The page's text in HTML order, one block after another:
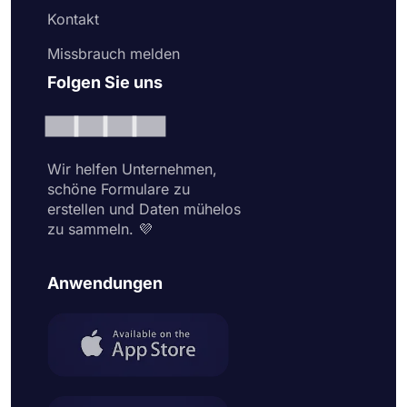
Kontakt
Missbrauch melden
Folgen Sie uns
Wir helfen Unternehmen,
schöne Formulare zu
erstellen und Daten mühelos
zu sammeln. 💜
Anwendungen